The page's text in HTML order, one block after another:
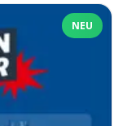
NEU